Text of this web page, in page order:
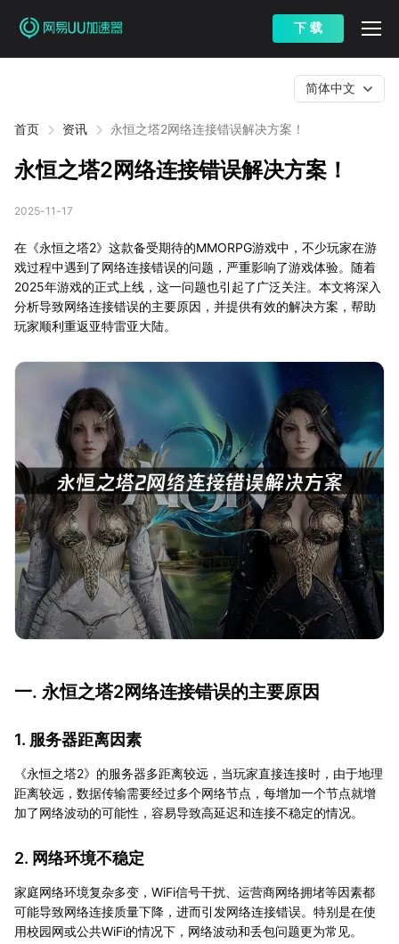
下 载
首页 资讯 永恒之塔2网络连接错误解决方案！
简体中文
永恒之塔2网络连接错误解决方案！
2025-11-17
在《永恒之塔2》这款备受期待的MMORPG游戏中，不少玩家在游
戏过程中遇到了网络连接错误的问题，严重影响了游戏体验。随着
2025年游戏的正式上线，这一问题也引起了广泛关注。本文将深入
分析导致网络连接错误的主要原因，并提供有效的解决方案，帮助
玩家顺利重返亚特雷亚大陆。
一. 永恒之塔2网络连接错误的主要原因
1. 服务器距离因素
《永恒之塔2》的服务器多距离较远，当玩家直接连接时，由于地理
距离较远，数据传输需要经过多个网络节点，每增加一个节点就增
加了网络波动的可能性，容易导致高延迟和连接不稳定的情况。
2. 网络环境不稳定
家庭网络环境复杂多变，WiFi信号干扰、运营商网络拥堵等因素都
可能导致网络连接质量下降，进而引发网络连接错误。特别是在使
用校园网或公共WiFi的情况下，网络波动和丢包问题更为常见。